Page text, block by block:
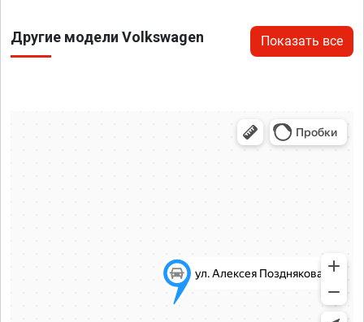
Другие модели Volkswagen Показать все